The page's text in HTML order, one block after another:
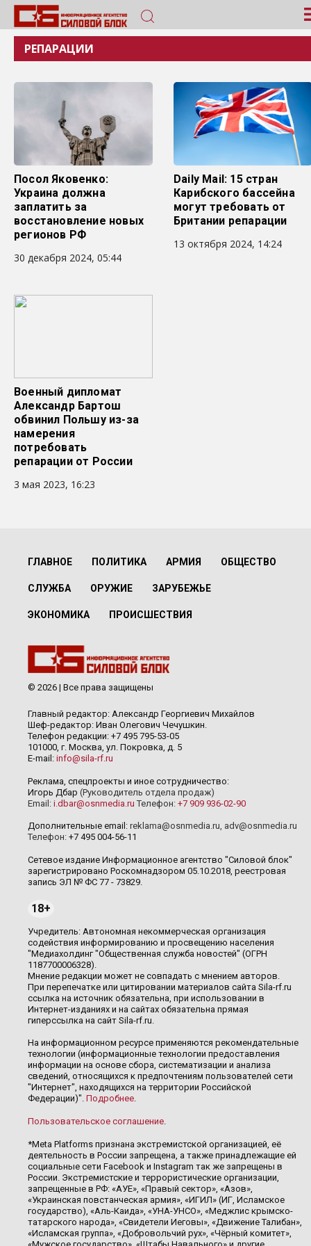
РЕПАРАЦИИ
Посол Яковенко:
Украина должна
заплатить за
восстановление новых
регионов РФ
30 декабря 2024, 05:44
Daily Mail: 15 стран
Карибского бассейна
могут требовать от
Британии репарации
13 октября 2024, 14:24
Военный дипломат
Александр Бартош
обвинил Польшу из-за
намерения
потребовать
репарации от России
3 мая 2023, 16:23
ГЛАВНОЕ ПОЛИТИКА АРМИЯ ОБЩЕСТВО
СЛУЖБА ОРУЖИЕ ЗАРУБЕЖЬЕ
ЭКОНОМИКА ПРОИСШЕСТВИЯ
© 2026 | Все права защищены
Главный редактор: Александр Георгиевич Михайлов
Шеф-редактор: Иван Олегович Чечушкин.
Телефон редакции: +7 495 795-53-05
101000, г. Москва, ул. Покровка, д. 5
E-mail: info@sila-rf.ru
Реклама, спецпроекты и иное сотрудничество:
Игорь Дбар (Руководитель отдела продаж)
Email: i.dbar@osnmedia.ru Телефон: +7 909 936-02-90
Дополнительные email: reklama@osnmedia.ru, adv@osnmedia.ru
Телефон: +7 495 004-56-11
Сетевое издание Информационное агентство "Силовой блок"
зарегистрировано Роскомнадзором 05.10.2018, реестровая
запись ЭЛ № ФС 77 - 73829.
18+
Учредитель: Автономная некоммерческая организация
содействия информированию и просвещению населения
"Медиахолдинг "Общественная служба новостей" (ОГРН
1187700006328).
Мнение редакции может не совпадать с мнением авторов.
При перепечатке или цитировании материалов сайта Sila-rf.ru
ссылка на источник обязательна, при использовании в
Интернет-изданиях и на сайтах обязательна прямая
гиперссылка на сайт Sila-rf.ru.
На информационном ресурсе применяются рекомендательные
технологии (информационные технологии предоставления
информации на основе сбора, систематизации и анализа
сведений, относящихся к предпочтениям пользователей сети
"Интернет", находящихся на территории Российской
Федерации)". Подробнее.
Пользовательское соглашение.
*Meta Platforms признана экстремистской организацией, её
деятельность в России запрещена, а также принадлежащие ей
социальные сети Facebook и Instagram так же запрещены в
России. Экстремистские и террористические организации,
запрещенные в РФ: «АУЕ», «Правый сектор», «Азов»,
«Украинская повстанческая армия», «ИГИЛ» (ИГ, Исламское
государство), «Аль-Каида», «УНА-УНСО», «Меджлис крымско-
татарского народа», «Свидетели Иеговы», «Движение Талибан»,
«Исламская группа», «Добровольчий рух», «Чёрный комитет»,